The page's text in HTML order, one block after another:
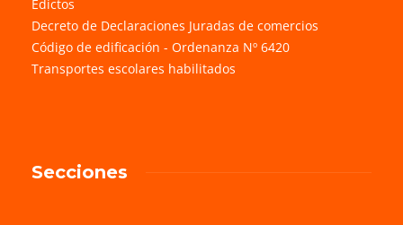
Edictos
Decreto de Declaraciones Juradas de comercios
Código de edificación - Ordenanza Nº 6420
Transportes escolares habilitados
Secciones